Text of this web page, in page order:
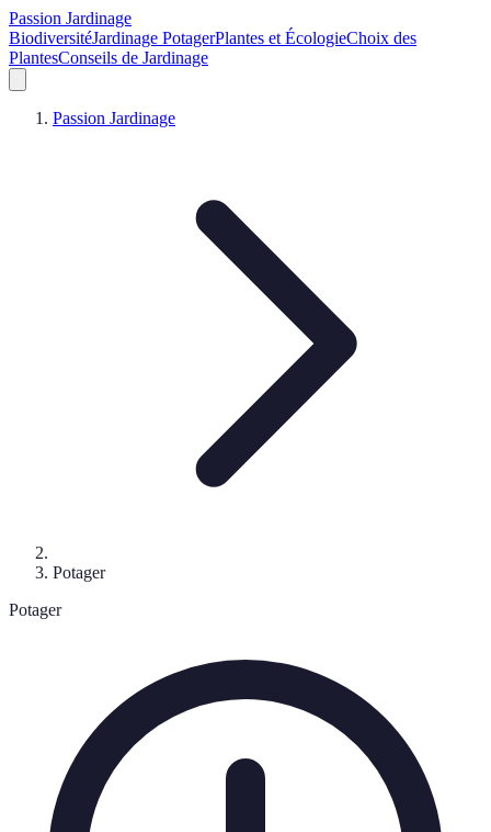
Passion Jardinage
BiodiversitéJardinage PotagerPlantes et ÉcologieChoix des
PlantesConseils de Jardinage
Passion Jardinage
Potager
Potager